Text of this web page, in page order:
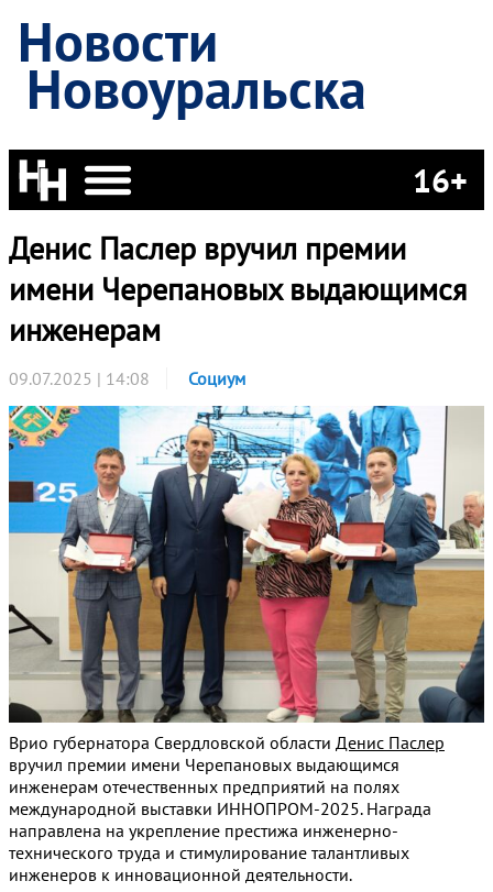
Новости
Новоуральска
16+
Денис Паслер вручил премии
имени Черепановых выдающимся
инженерам
09.07.2025 | 14:08 Социум
Врио губернатора Свердловской области Денис Паслер
вручил премии имени Черепановых выдающимся
инженерам отечественных предприятий на полях
международной выставки ИННОПРОМ-2025. Награда
направлена на укрепление престижа инженерно-
технического труда и стимулирование талантливых
инженеров к инновационной деятельности.